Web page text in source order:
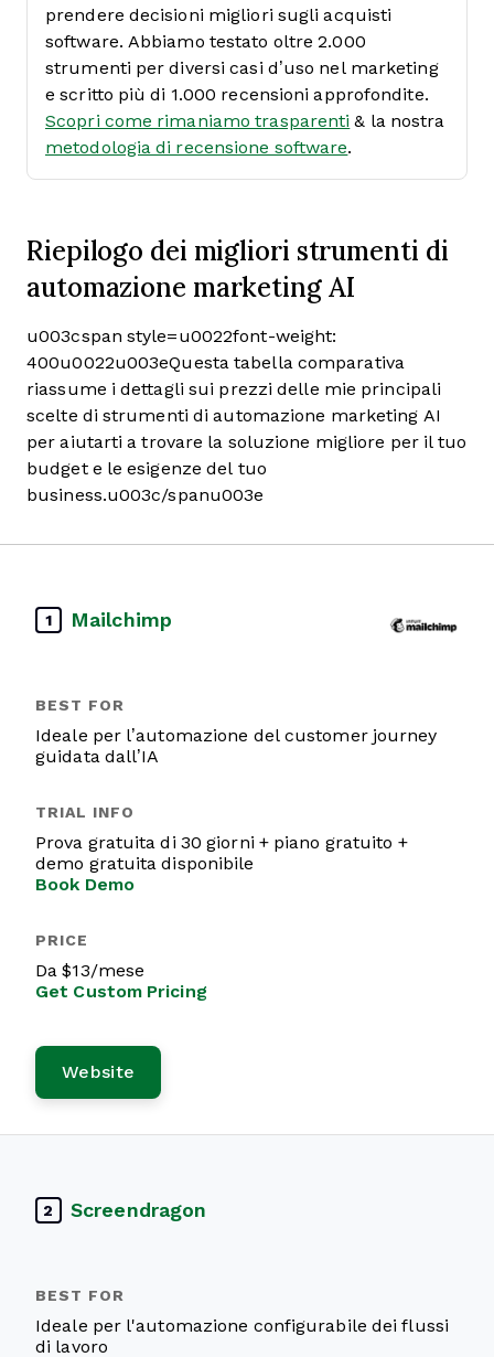
prendere decisioni migliori sugli acquisti
software. Abbiamo testato oltre 2.000
strumenti per diversi casi d’uso nel marketing
e scritto più di 1.000 recensioni approfondite.
Scopri come rimaniamo trasparenti & la nostra
metodologia di recensione software.
Riepilogo dei migliori strumenti di
automazione marketing AI
u003cspan style=u0022font-weight:
400u0022u003eQuesta tabella comparativa
riassume i dettagli sui prezzi delle mie principali
scelte di strumenti di automazione marketing AI
per aiutarti a trovare la soluzione migliore per il tuo
budget e le esigenze del tuo
business.u003c/spanu003e
1 Mailchimp
Ideale per l’automazione del customer journey
guidata dall’IA
Prova gratuita di 30 giorni + piano gratuito +
demo gratuita disponibile
Book Demo
Da $13/mese
Get Custom Pricing
Website
2 Screendragon
Ideale per l'automazione configurabile dei flussi
di lavoro